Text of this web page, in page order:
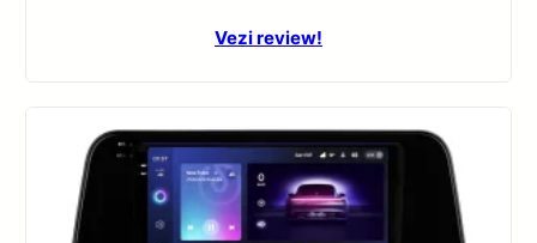
Vezi review!